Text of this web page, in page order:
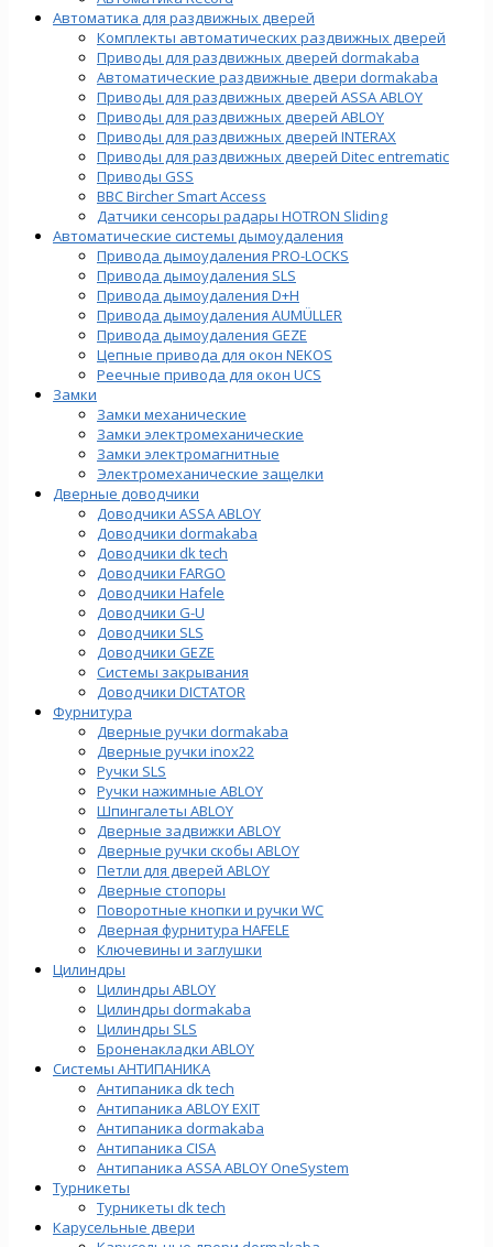
Автоматика для раздвижных дверей
Комплекты автоматических раздвижных дверей
Приводы для раздвижных дверей dormakaba
Автоматические раздвижные двери dormakaba
Приводы для раздвижных дверей ASSA ABLOY
Приводы для раздвижных дверей ABLOY
Приводы для раздвижных дверей INTERAX
Приводы для раздвижных дверей Ditec entrematic
Приводы GSS
BBC Bircher Smart Access
Датчики сенсоры радары HOTRON Sliding
Автоматические системы дымоудаления
Привода дымоудаления PRO-LOCKS
Привода дымоудаления SLS
Привода дымоудаления D+H
Привода дымоудаления AUMÜLLER
Привода дымоудаления GEZE
Цепные привода для окон NEKOS
Реечные привода для окон UСS
Замки
Замки механические
Замки электромеханические
Замки электромагнитные
Электромеханические защелки
Дверные доводчики
Доводчики ASSA ABLOY
Доводчики dormakaba
Доводчики dk tech
Доводчики FARGO
Доводчики Hafele
Доводчики G-U
Доводчики SLS
Доводчики GEZE
Cистемы закрывания
Доводчики DICTATOR
Фурнитура
Дверные ручки dormakaba
Дверные ручки inox22
Ручки SLS
Ручки нажимные ABLOY
Шпингалеты ABLOY
Дверные задвижки ABLOY
Дверные ручки скобы ABLOY
Петли для дверей ABLOY
Дверные стопоры
Поворотные кнопки и ручки WC
Дверная фурнитура HAFELE
Ключевины и заглушки
Цилиндры
Цилиндры ABLOY
Цилиндры dormakaba
Цилиндры SLS
Броненакладки ABLOY
Системы АНТИПАНИКА
Антипаника dk tech
Антипаника ABLOY EXIT
Антипаника dormakaba
Антипаника СISA
Антипаника ASSA ABLOY OneSystem
Турникеты
Турникеты dk tech
Карусельные двери